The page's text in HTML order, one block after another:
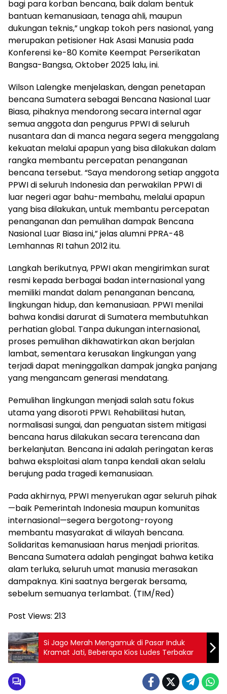
bagi para korban bencana, baik dalam bentuk
bantuan kemanusiaan, tenaga ahli, maupun
dukungan teknis,” ungkap tokoh pers nasional, yang
merupakan petisioner Hak Asasi Manusia pada
Konferensi ke-80 Komite Keempat Perserikatan
Bangsa-Bangsa, Oktober 2025 lalu, ini.
Wilson Lalengke menjelaskan, dengan penetapan
bencana Sumatera sebagai Bencana Nasional Luar
Biasa, pihaknya mendorong secara internal agar
semua anggota dan pengurus PPWI di seluruh
nusantara dan di manca negara segera menggalang
kekuatan melalui apapun yang bisa dilakukan dalam
rangka membantu percepatan penanganan
bencana tersebut. “Saya mendorong setiap anggota
PPWI di seluruh Indonesia dan perwakilan PPWI di
luar negeri agar bahu-membahu, melalui apapun
yang bisa dilakukan, untuk membantu percepatan
penanganan dan pemulihan dampak Bencana
Nasional Luar Biasa ini,” jelas alumni PPRA-48
Lemhannas RI tahun 2012 itu.
Langkah berikutnya, PPWI akan mengirimkan surat
resmi kepada berbagai badan internasional yang
memiliki mandat dalam penanganan bencana,
lingkungan hidup, dan kemanusiaan. PPWI menilai
bahwa kondisi darurat di Sumatera membutuhkan
perhatian global. Tanpa dukungan internasional,
proses pemulihan dikhawatirkan akan berjalan
lambat, sementara kerusakan lingkungan yang
terjadi dapat meninggalkan dampak jangka panjang
yang mengancam generasi mendatang.
Pemulihan lingkungan menjadi salah satu fokus
utama yang disoroti PPWI. Rehabilitasi hutan,
normalisasi sungai, dan penguatan sistem mitigasi
bencana harus dilakukan secara terencana dan
berkelanjutan. Bencana ini adalah peringatan keras
bahwa eksploitasi alam tanpa kendali akan selalu
berujung pada tragedi kemanusiaan.
Pada akhirnya, PPWI menyerukan agar seluruh pihak
—baik Pemerintah Indonesia maupun komunitas
internasional—segera bergotong-royong
membantu masyarakat di wilayah bencana.
Solidaritas kemanusiaan harus menjadi prioritas.
Bencana Sumatera adalah pengingat bahwa ketika
alam terluka, seluruh umat manusia merasakan
dampaknya. Kini saatnya bergerak bersama,
sebelum semuanya terlambat. (TIM/Red)
Post Views: 213
Si Jago Merah Mengamuk di Pasar Induk
Kramat Jati, Beberapa Kios Ludes Terbakar